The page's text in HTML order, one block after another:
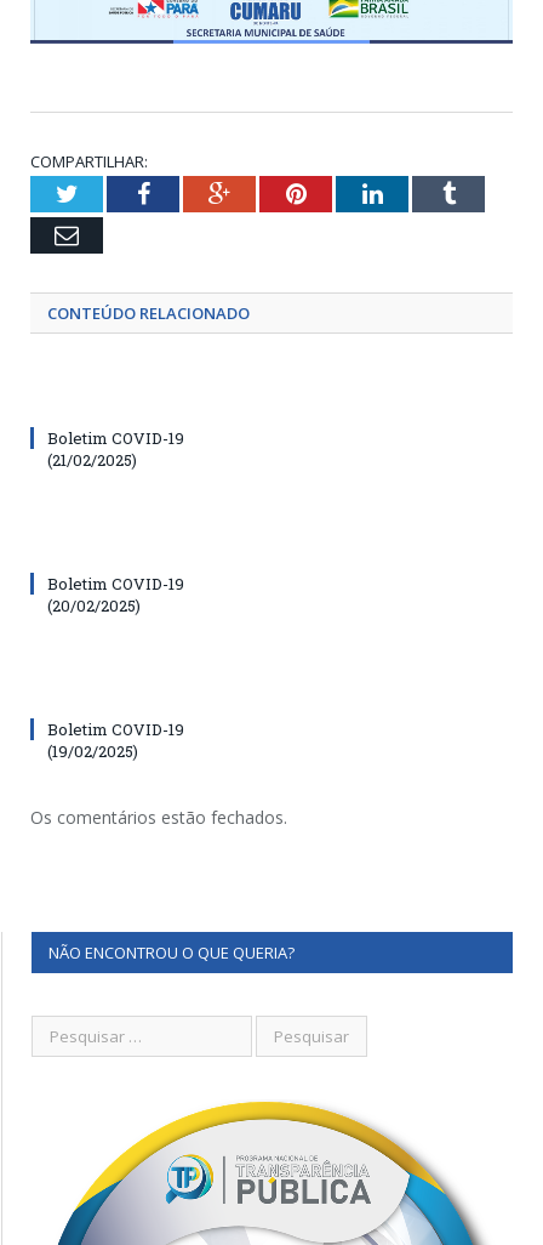
COMPARTILHAR:
TwitterFacebookGoogle+PinterestLinkedInTumblr
Email
CONTEÚDO RELACIONADO
Boletim COVID-19
(21/02/2025)
Boletim COVID-19
(20/02/2025)
Boletim COVID-19
(19/02/2025)
Os comentários estão fechados.
NÃO ENCONTROU O QUE QUERIA?